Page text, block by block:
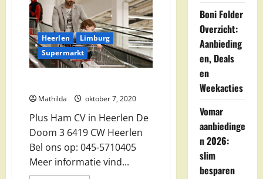
Heerlen
Heerlen
Limburg
Supermarkt
Mathilda oktober 7, 2020
Plus Ham CV in Heerlen De
Doom 3 6419 CW Heerlen
Bel ons op: 045-5710405
Meer informatie vind...
Boni Folder
Overzicht:
Aanbieding
en, Deals
en
Weekacties
Vomar
aanbiedinge
n 2026:
slim
besparen